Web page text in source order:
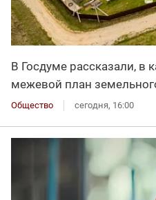
В Госдуме рассказали, в
межевой план
Общество сегодня, 16:00